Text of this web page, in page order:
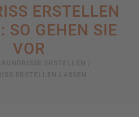
ERSTELLEN
SO GEHEN SIE
VOR